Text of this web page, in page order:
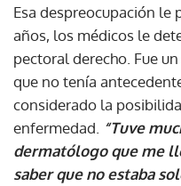
Esa despreocupación le
años, los médicos le
pectoral derecho. Fue
que no tenía
considerado la
enfermedad. “Tuve
dermatólogo que me
saber que no estaba